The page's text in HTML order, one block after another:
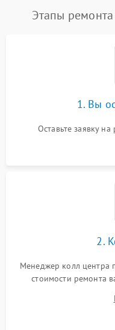
Этапы
1. Вы
Оставьте заявку
2.
Менеджер колл центра
стоимости ремонта